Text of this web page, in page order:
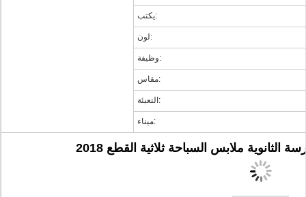
يكتب:
لون:
وظيفة:
مقاس:
التعبئة:
ميناء:
الثانوية ملابس السباحة ثلاثية القطع